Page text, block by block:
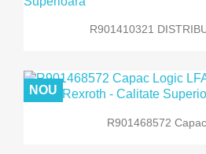
R901410321
R901468572 Capac
NOU